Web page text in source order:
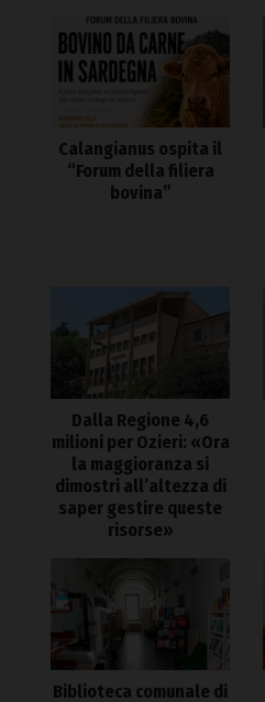
Calangianus ospita il
“Forum della filiera
bovina”
Dalla Regione 4,6
milioni per Ozieri: «Ora
la maggioranza si
dimostri all’altezza di
saper gestire queste
risorse»
Biblioteca comunale di